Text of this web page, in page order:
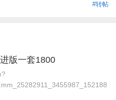
#转帖
版一套1800